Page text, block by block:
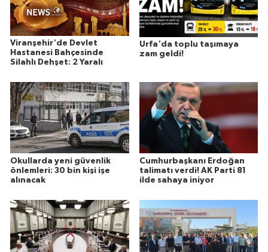
Viranşehir'de Devlet
Hastanesi Bahçesinde
Silahlı Dehşet: 2 Yaralı
Urfa'da toplu taşımaya
zam geldi!
Okullarda yeni güvenlik
önlemleri: 30 bin kişi işe
alınacak
Cumhurbaşkanı Erdoğan
talimatı verdi! AK Parti 81
ilde sahaya iniyor